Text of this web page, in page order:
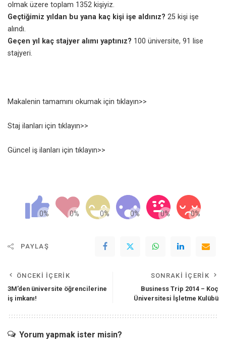
olmak üzere toplam 1352 kişiyiz.
Geçtiğimiz yıldan bu yana kaç kişi işe aldınız? 25 kişi işe
alındı.
Geçen yıl kaç stajyer alımı yaptınız? 100 üniversite, 91 lise
stajyeri.
Makalenin tamamını okumak için tıklayın>>
Staj ilanları için tıklayın>>
Güncel iş ilanları için tıklayın>>
PAYLAŞ
ÖNCEKI İÇERIK
3M’den üniversite öğrencilerine
iş imkanı!
SONRAKI İÇERIK
Business Trip 2014 – Koç
Üniversitesi İşletme Kulübü
Yorum yapmak ister misin?